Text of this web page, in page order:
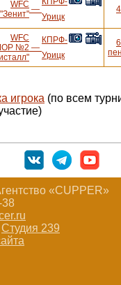
WFC
"Зенит" —
Урицк
WFC
№2 —
КПРФ-
Урицк
игрока (по всем
«CUPPER»
38
Студия 239